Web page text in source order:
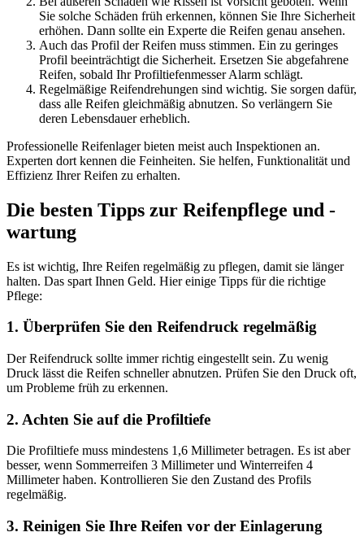
Sie solche Schäden früh erkennen, können Sie Ihre Sicherheit
erhöhen. Dann sollte ein Experte die Reifen genau ansehen.
Auch das Profil der Reifen muss stimmen. Ein zu geringes
Profil beeinträchtigt die Sicherheit. Ersetzen Sie abgefahrene
Reifen, sobald Ihr Profiltiefenmesser Alarm schlägt.
Regelmäßige Reifendrehungen sind wichtig. Sie sorgen dafür,
dass alle Reifen gleichmäßig abnutzen. So verlängern Sie
deren Lebensdauer erheblich.
Professionelle Reifenlager bieten meist auch Inspektionen an.
Experten dort kennen die Feinheiten. Sie helfen, Funktionalität und
Effizienz Ihrer Reifen zu erhalten.
Die besten Tipps zur Reifenpflege und -
wartung
Es ist wichtig, Ihre Reifen regelmäßig zu pflegen, damit sie länger
halten. Das spart Ihnen Geld. Hier einige Tipps für die richtige
Pflege:
1. Überprüfen Sie den Reifendruck regelmäßig
Der Reifendruck sollte immer richtig eingestellt sein. Zu wenig
Druck lässt die Reifen schneller abnutzen. Prüfen Sie den Druck oft,
um Probleme früh zu erkennen.
2. Achten Sie auf die Profiltiefe
Die Profiltiefe muss mindestens 1,6 Millimeter betragen. Es ist aber
besser, wenn Sommerreifen 3 Millimeter und Winterreifen 4
Millimeter haben. Kontrollieren Sie den Zustand des Profils
regelmäßig.
3. Reinigen Sie Ihre Reifen vor der Einlagerung